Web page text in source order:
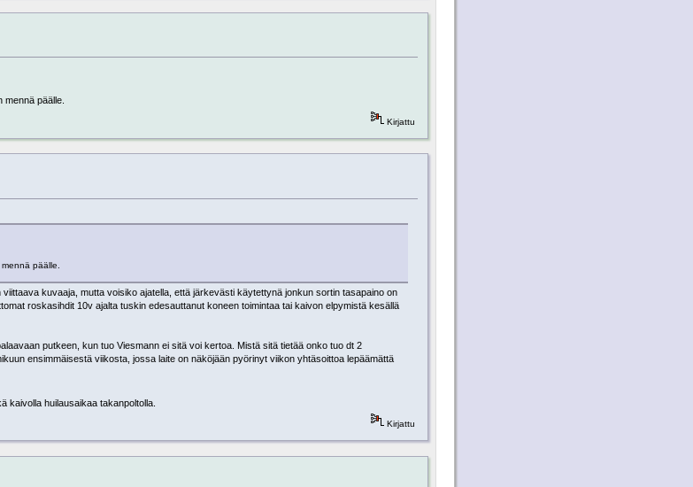
päälle.
Kirjattu
päälle.
kuvaaja, mutta voisiko ajatella, että järkevästi käytettynä jonkun sortin tasapaino on
roskasihdit 10v ajalta tuskin edesauttanut koneen toimintaa tai kaivon elpymistä kesällä
putkeen, kun tuo Viesmann ei sitä voi kertoa. Mistä sitä tietää onko tuo dt 2
ensimmäisestä viikosta, jossa laite on näköjään pyörinyt viikon yhtäsoittoa lepäämättä
huilausaikaa takanpoltolla.
Kirjattu